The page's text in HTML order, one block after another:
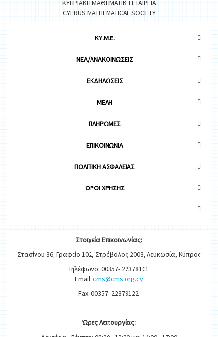
ΚΥΠΡΙΑΚΗ ΜΑΘΗΜΑΤΙΚΗ ΕΤΑΙΡΕΙΑ
CYPRUS MATHEMATICAL SOCIETY
ΚΥ.Μ.Ε.
ΝΕΑ/ΑΝΑΚΟΙΝΩΣΕΙΣ
ΕΚΔΗΛΩΣΕΙΣ
ΜΕΛΗ
ΠΛΗΡΩΜΕΣ
ΕΠΙΚΟΙΝΩΝΙΑ
ΠΟΛΙΤΙΚΗ ΑΣΦΑΛΕΙΑΣ
OΡΟΙ ΧΡΗΣΗΣ
ΣτοιχείαΕπικοινωνίας:
Στασίνου 36, Γραφείο 102, Στρόβολος 2003, Λευκωσία, Κύπρος
Τηλέφωνο: 00357- 22378101
Email: cms@cms.org.cy
Fax: 00357- 22379122
ΏρεςΛειτουργίας: